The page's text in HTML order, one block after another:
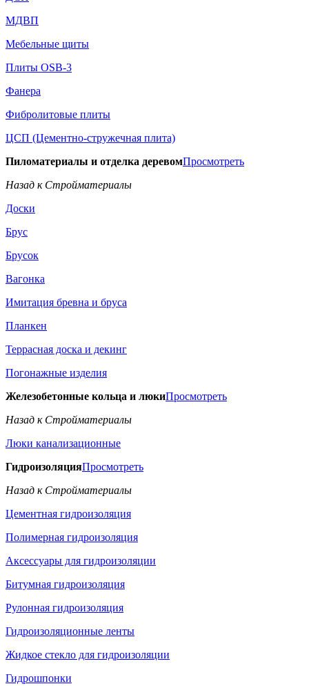
МДВП
Мебельные щиты
Плиты OSB-3
Фанера
Фибролитовые плиты
ЦСП (Цементно-стружечная плита)
Пиломатериалы и отделка деревомПросмотреть
Назад к Стройматериалы
Доски
Брус
Брусок
Вагонка
Имитация бревна и бруса
Планкен
Террасная доска и декинг
Погонажные изделия
Железобетонные кольца и люкиПросмотреть
Назад к Стройматериалы
Люки канализационные
ГидроизоляцияПросмотреть
Назад к Стройматериалы
Цементная гидроизоляция
Полимерная гидроизоляция
Аксессуары для гидроизоляции
Битумная гидроизоляция
Рулонная гидроизоляция
Гидроизоляционные ленты
Жидкое стекло для гидроизоляции
Гидрошпонки